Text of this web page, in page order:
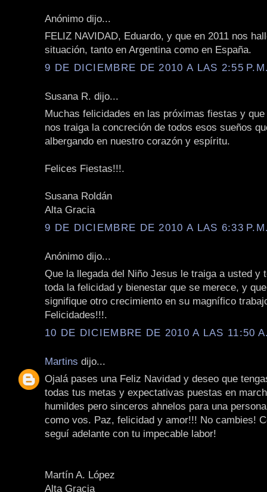
Anónimo dijo...
FELIZ NAVIDAD, Eduardo, y que en 2011 nos
situación, tanto en Argentina como en España.
9 DE DICIEMBRE DE 2010 A LAS 2:55
Susana R. dijo...
Muchas felicidades en las próximas fiestas y
nos traiga la concreción de todos esos sueños
albergando en nuestro corazón y espíritu.
Felices Fiestas!!!.
Susana Roldán
Alta Gracia
9 DE DICIEMBRE DE 2010 A LAS 6:33
Anónimo dijo...
Que la llegada del Niño Jesus le traiga a usted y
toda la felicidad y bienestar que se merece, y
signifique otro crecimiento en su magnífico
Felicidades!!!.
10 DE DICIEMBRE DE 2010 A LAS 11:50
Martins dijo...
Ojalá pases una Feliz Navidad y deseo que
todas tus metas y expectativas puestas en
humildes pero sinceros ahnelos para una
como vos. Paz, felicidad y amor!!! No cambies!
seguí adelante con tu impecable labor!
Martín A. López
Alta Gracia